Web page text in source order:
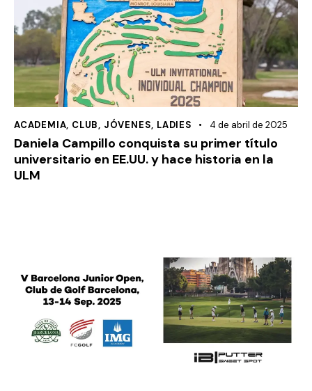
ACADEMIA, CLUB, JÓVENES, LADIES 4 de abril de 2025
Daniela Campillo conquista su primer título
universitario en EE.UU. y hace historia en la
ULM